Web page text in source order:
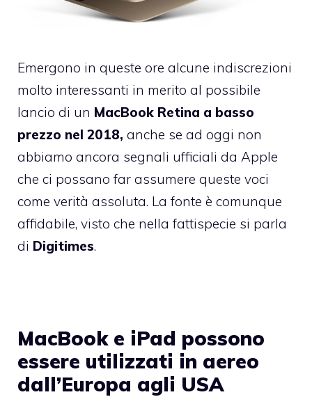
Emergono in queste ore alcune indiscrezioni
molto interessanti in merito al possibile
lancio di un MacBook Retina a basso
prezzo nel 2018, anche se ad oggi non
abbiamo ancora segnali ufficiali da Apple
che ci possano far assumere queste voci
come verità assoluta. La fonte è comunque
affidabile, visto che nella fattispecie si parla
di Digitimes.
MacBook e iPad possono
essere utilizzati in aereo
dall’Europa agli USA